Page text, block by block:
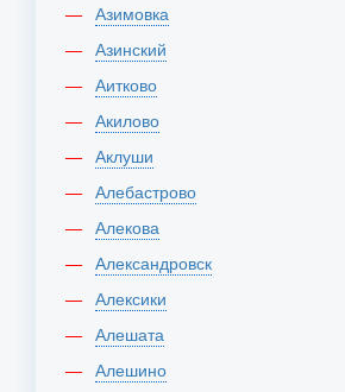
Азимовка
Азинский
Аитково
Акилово
Аклуши
Алебастрово
Алекова
Александровск
Алексики
Алешата
Алешино